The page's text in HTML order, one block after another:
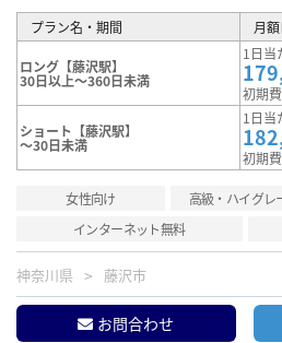
プラン名・期間 月
ロング【藤沢駅】
30日以上～360日未満
1日当
初期
ショート【藤沢駅】
～30日未満
1日当
初期
女性向け 高級・ハイグレ
インターネット無料
神奈川県 藤沢市
お問合わせ